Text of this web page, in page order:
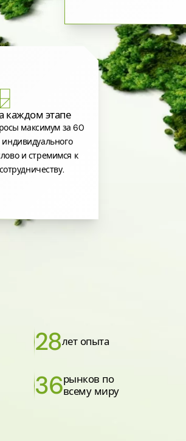
каждом этапе
максимум за 60
и стремимся к
28лет опыта
36рынков по
всему миру